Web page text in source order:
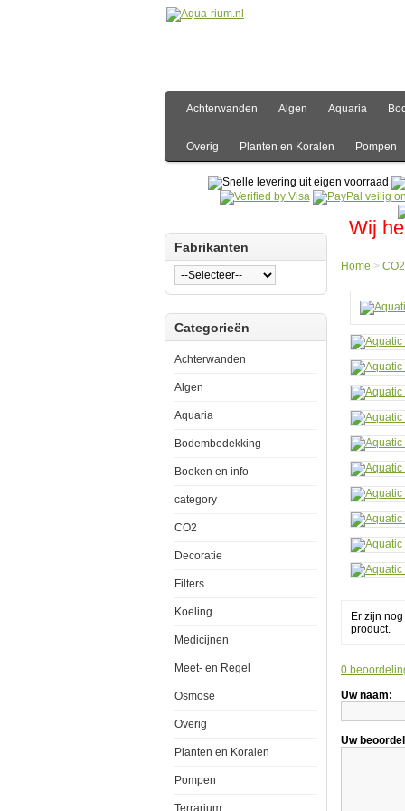
Achterwanden Algen Aquaria
Overig Planten en Koralen Pompen
Wij
Fabrikanten
Categorieën
Achterwanden
Algen
Aquaria
Bodembedekking
Boeken en info
category
CO2
Decoratie
Filters
Koeling
Medicijnen
Meet- en Regel
Osmose
Overig
Planten en Koralen
Pompen
Terrarium
CO2
CO2
CO2
80/
Aquatic
Nature
CO2
Diffusor
80/120
vissen
planten
worden
niet
Home > CO2
Er zijn
product.
0
Uw naam:
Uw